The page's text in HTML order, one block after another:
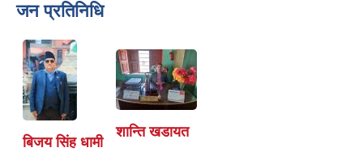
जन प्रतिनिधि
बिजय सिंह धामी
शान्ति खडायत